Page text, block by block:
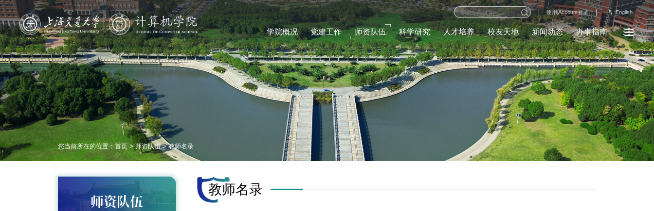
使用jAccount登录 English
学院概况 党建工作 师资队伍 科学研究 人才培养 校友天地 新闻动态 办事指南
您当前所在的位置： 首页>师资队伍>教师名录
师资队伍
教师名录